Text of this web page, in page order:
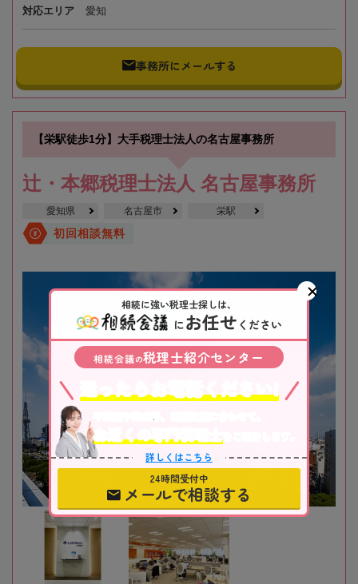
対応エリア 愛知
事務所にメールする
【栄駅徒歩1分】大手税理士法人の名古屋事務所
辻・本郷税理士法人 名古屋事務所
愛知県 名古屋市 栄駅
初回相談無料
相続に強い税理士探しは、
にお任せ ください
相続会議の税理士紹介センター
不動産や株式等、相続資産に合わせて、
お近くの専門税理士
をご紹介します。
詳しくはこちら
24時間受付中
メールで相談する